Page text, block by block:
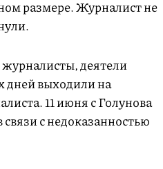
размере. Журналист не
деятели
дней выходили на
11 июня с Голунова
с недоказанностью